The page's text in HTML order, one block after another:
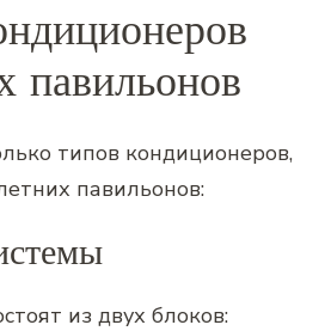
павильонов
типов кондиционеров,
павильонов:
из двух блоков: